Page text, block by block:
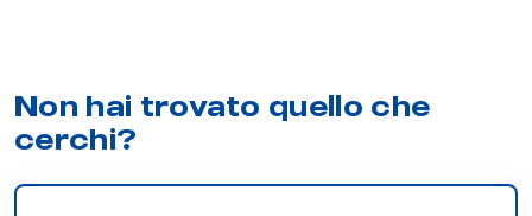
Non hai trovato quello che
cerchi?